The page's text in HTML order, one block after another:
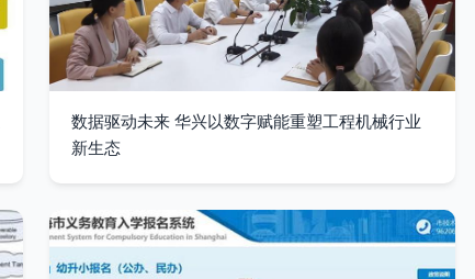
数据驱动未来 华兴以数字赋能重塑工程机械行业
新生态